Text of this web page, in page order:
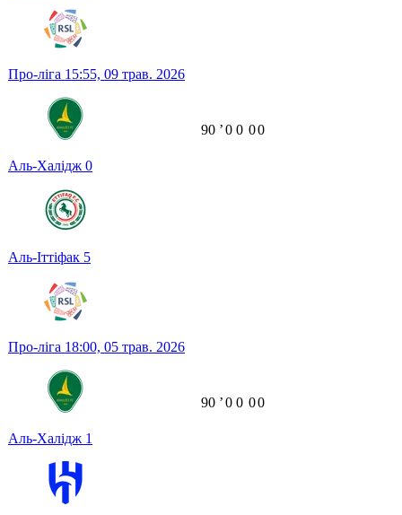
Про-ліга 15:55, 09 трав. 2026
Аль-Халідж 0
Аль-Іттіфак 5
90 ʼ0 0 00
Про-ліга 18:00, 05 трав. 2026
Аль-Халідж 1
90 ʼ0 0 00